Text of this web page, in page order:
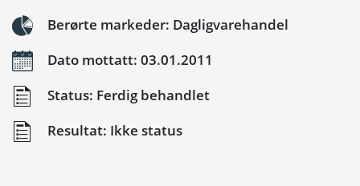
Berørte markeder: Dagligvarehandel
Dato mottatt: 03.01.2011
Status: Ferdig behandlet
Resultat: Ikke status